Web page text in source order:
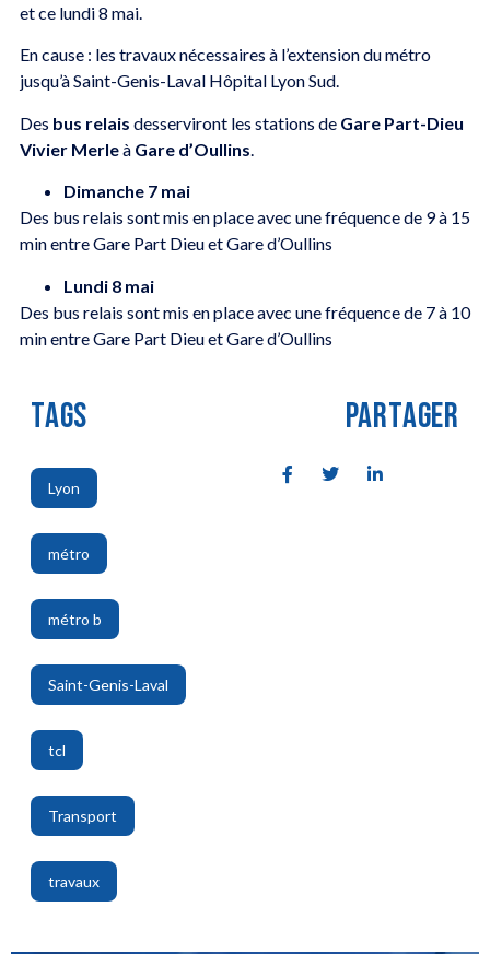
et ce lundi 8 mai.
En cause : les travaux nécessaires à l’extension du métro
jusqu’à Saint-Genis-Laval Hôpital Lyon Sud.
Des bus relais desserviront les stations de Gare Part-Dieu
Vivier Merleà Gare d’Oullins.
Dimanche 7 mai
Des bus relais sont mis en place avec une fréquence de 9 à 15
min entre Gare Part Dieu et Gare d’Oullins
Lundi 8 mai
Des bus relais sont mis en place avec une fréquence de 7 à 10
min entre Gare Part Dieu et Gare d’Oullins
TAGS
Lyon
,
métro
,
métro b
,
Saint-Genis-Laval
,
tcl
,
Transport
,
travaux
PARTAGER